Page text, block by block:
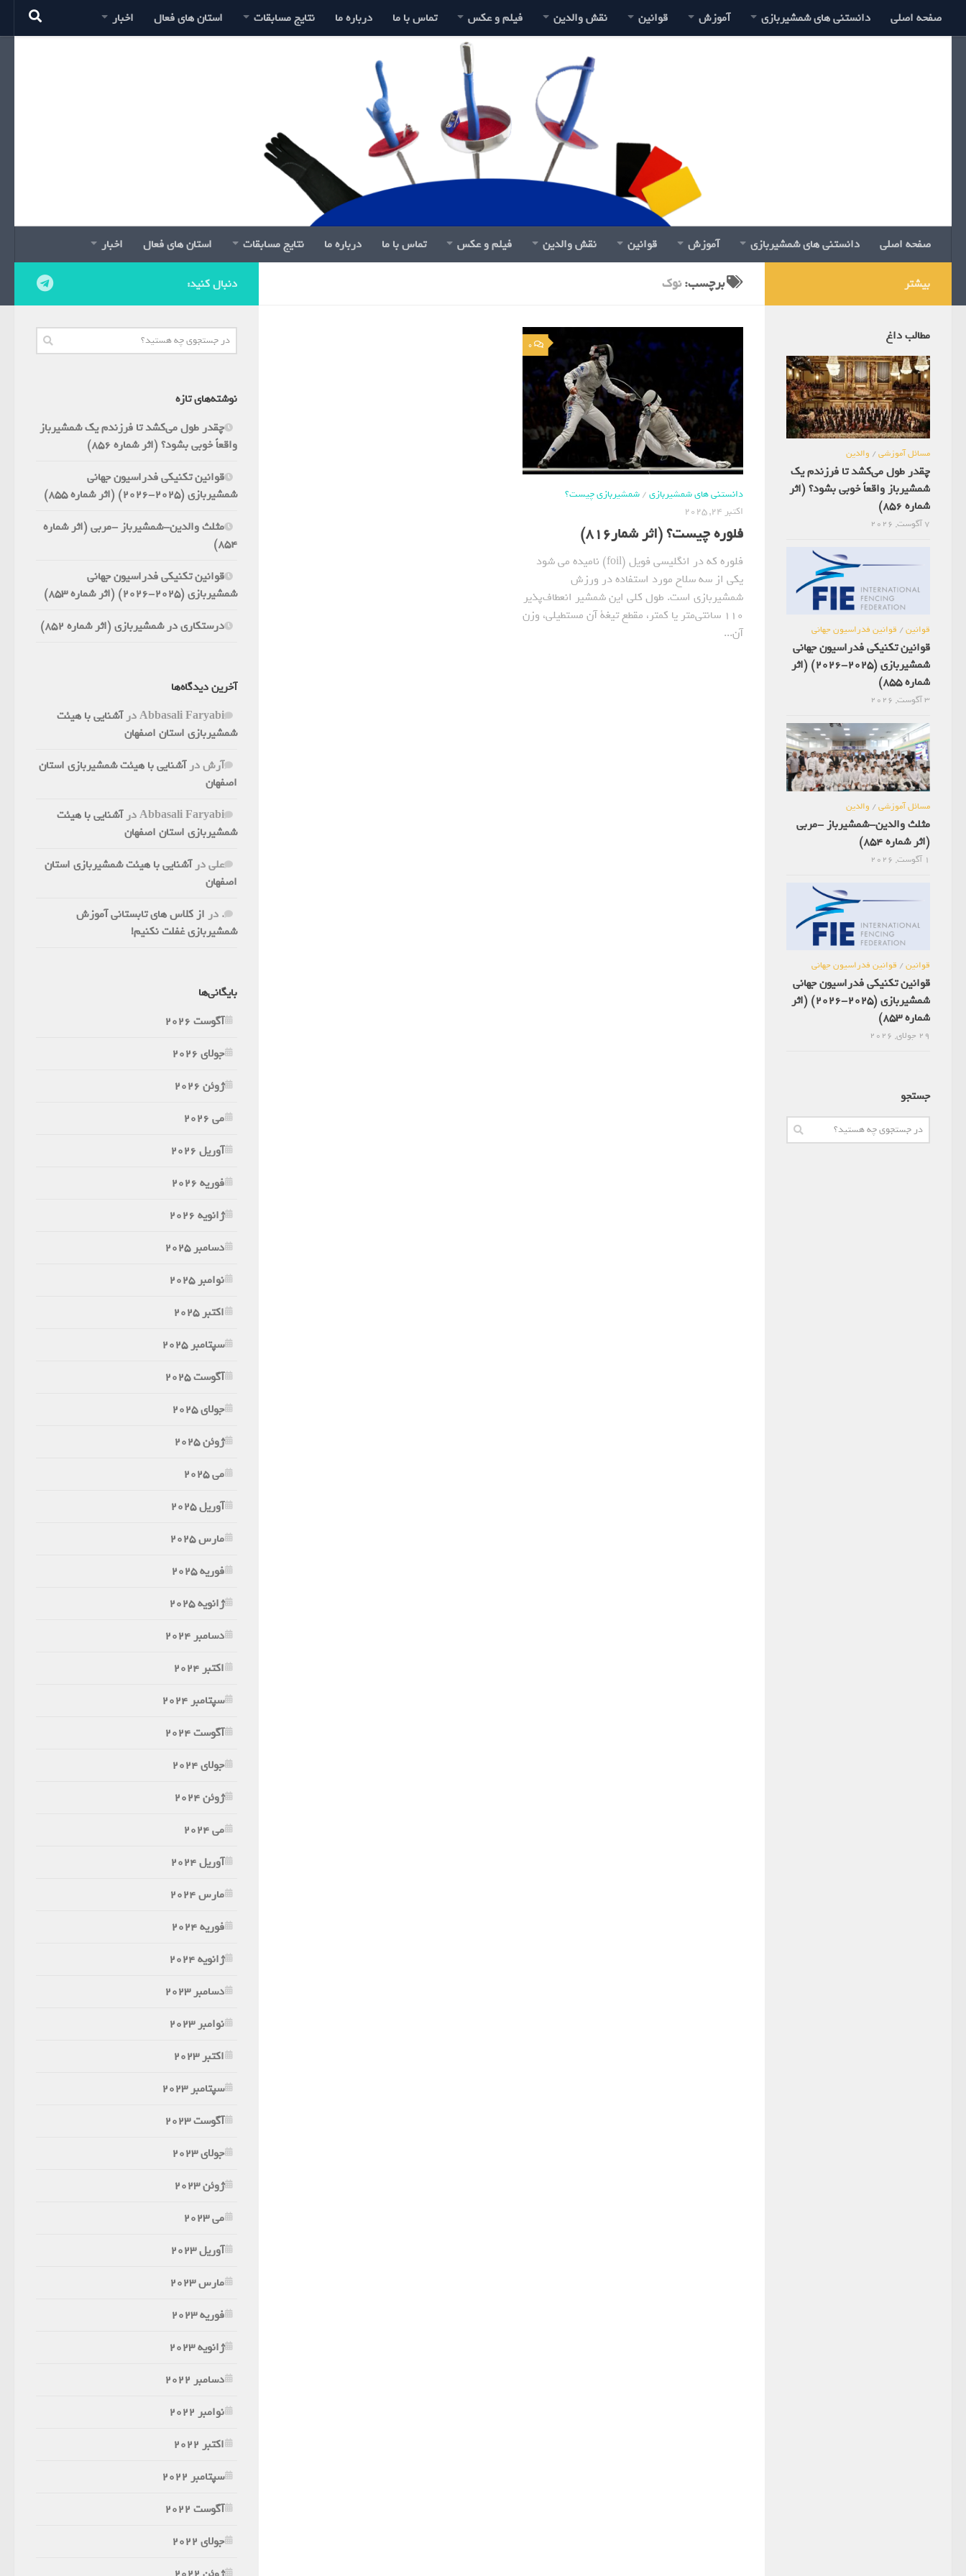
صفحه اصلی دانستنی های شمشیربازی آموزش قوانین نقش والدین فیلم و عکس تماس با ما درباره ما نتایج مسابقات استان های فعال اخبار
صفحه اصلی دانستنی های شمشیربازی آموزش قوانین نقش والدین فیلم و عکس تماس با ما درباره ما نتایج مسابقات استان های فعال اخبار
برچسب:نوک
0
دانستنی های شمشیربازی/شمشیربازی چیست؟
اکتبر 24, 2025
فلوره چیست؟ (اثر شمار816)
فلوره که در انگلیسی فویل (foil) نامیده می شود
یکی از سه سلاح مورد استفاده در ورزش
شمشیربازی است. طول کلی این شمشیر انعطاف‌پذیر
۱۱۰ سانتی‌متر یا کمتر، مقطع تیغة آن مستطیلی، وزن
آن...
دنبال کنید:
نوشته‌های تازه
چقدر طول می‌کشد تا فرزندم یک شمشیرباز
واقعاً خوبی بشود؟ (اثر شماره 856)
قوانین تکنیکی فدراسیون جهانی
شمشیربازی (2025-2026) (اثر شماره 855)
مثلث والدین-شمشیرباز -مربی (اثر شماره
854)
قوانین تکنیکی فدراسیون جهانی
شمشیربازی (2025-2026) (اثر شماره 853)
درستکاری در شمشیربازی (اثر شماره 852)
آخرین دیدگاه‌ها
Abbasali Faryabiدرآشنایی با هیئت
شمشیربازی استان اصفهان
آرشدرآشنایی با هیئت شمشیربازی استان
اصفهان
Abbasali Faryabiدرآشنایی با هیئت
شمشیربازی استان اصفهان
علیدرآشنایی با هیئت شمشیربازی استان
اصفهان
. در از کلاس های تابستانی آموزش
شمشیربازی غفلت نکنیم!
بایگانی‌ها
آگوست 2026
جولای 2026
ژوئن 2026
می 2026
آوریل 2026
فوریه 2026
ژانویه 2026
دسامبر 2025
نوامبر 2025
اکتبر 2025
سپتامبر 2025
آگوست 2025
جولای 2025
ژوئن 2025
می 2025
آوریل 2025
مارس 2025
فوریه 2025
ژانویه 2025
دسامبر 2024
اکتبر 2024
سپتامبر 2024
آگوست 2024
جولای 2024
ژوئن 2024
می 2024
آوریل 2024
مارس 2024
فوریه 2024
ژانویه 2024
دسامبر 2023
نوامبر 2023
اکتبر 2023
سپتامبر 2023
آگوست 2023
جولای 2023
ژوئن 2023
می 2023
آوریل 2023
مارس 2023
فوریه 2023
ژانویه 2023
دسامبر 2022
نوامبر 2022
اکتبر 2022
سپتامبر 2022
آگوست 2022
جولای 2022
بیشتر
مطالب داغ
مسائل آموزشی/ والدین
چقدر طول می‌کشد تا فرزندم یک
شمشیرباز واقعاً خوبی بشود؟ (اثر
شماره 856)
7 آگوست, 2026
قوانین/ قوانین فدراسیون جهانی
قوانین تکنیکی فدراسیون جهانی
شمشیربازی (2025-2026) (اثر
شماره 855)
3 آگوست, 2026
مسائل آموزشی/ والدین
مثلث والدین-شمشیرباز -مربی
(اثر شماره 854)
1 آگوست, 2026
قوانین/ قوانین فدراسیون جهانی
قوانین تکنیکی فدراسیون جهانی
شمشیربازی (2025-2026) (اثر
شماره 853)
29 جولای, 2026
جستجو